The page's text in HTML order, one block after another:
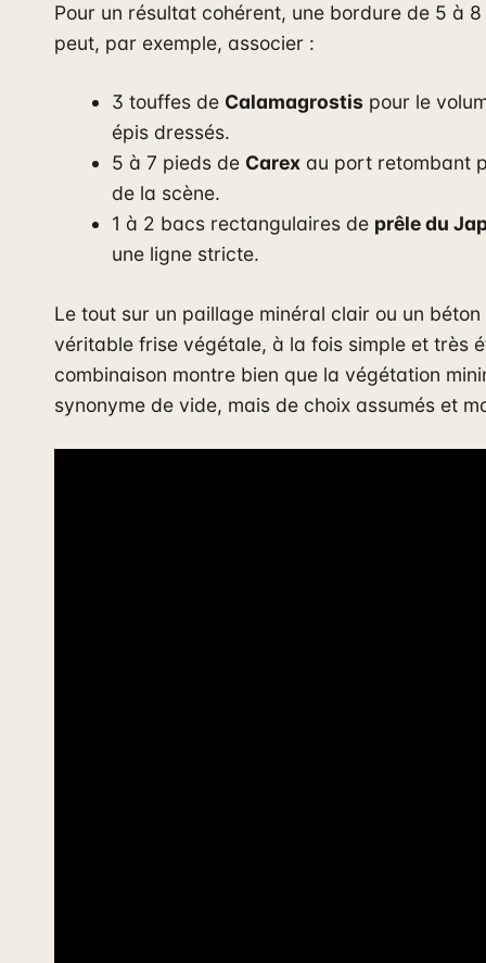
Pour un résultat cohérent, une bordure de 5 à
peut, par exemple, associer :
3 touffes de Calamagrostis pour le
épis dressés.
5 à 7 pieds de Carexau port retombant
de la scène.
1 à 2 bacs rectangulaires de prêle du
une ligne stricte.
Le tout sur un paillage minéral clair ou un
véritable frise végétale, à la fois simple et très
combinaison montre bien que la végétation
synonyme de vide, mais de choix assumés et